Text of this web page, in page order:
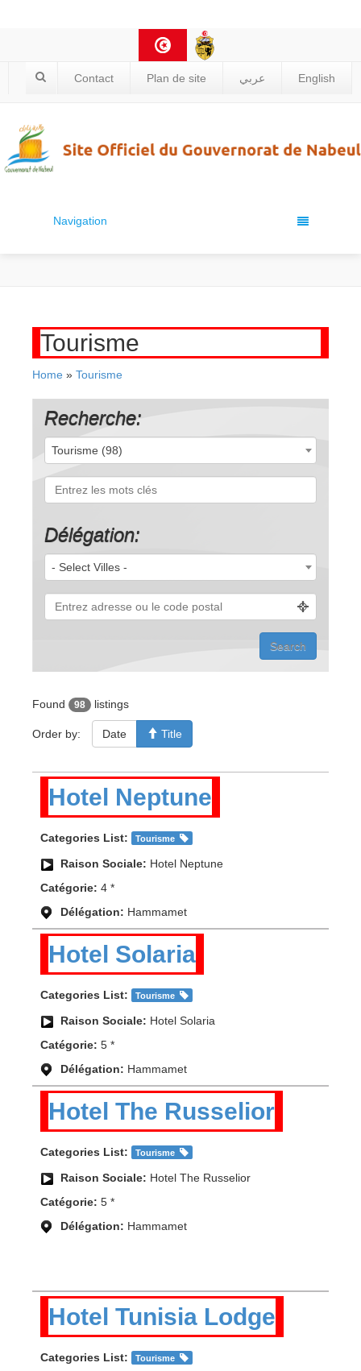
Contact Plan de site عربي English
Navigation
Tourisme
Home » Tourisme
Recherche:
Tourisme (98)
Délégation:
- Select Villes -
Found 98 listings
Order by: Date Title
Hotel Neptune
Categories List: Tourisme
Raison Sociale: Hotel Neptune
Catégorie: 4 *
Délégation: Hammamet
Hotel Solaria
Categories List: Tourisme
Raison Sociale: Hotel Solaria
Catégorie: 5 *
Délégation: Hammamet
Hotel The Russelior
Categories List: Tourisme
Raison Sociale: Hotel The Russelior
Catégorie: 5 *
Délégation: Hammamet
Hotel Tunisia Lodge
Categories List: Tourisme